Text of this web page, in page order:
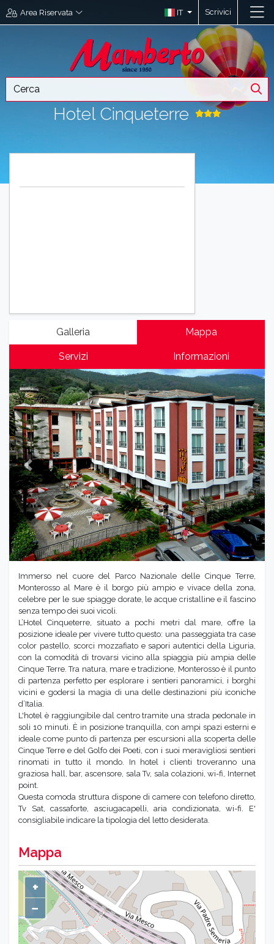
Area Riservata IT Scrivici
Hotel Cinqueterre
Galleria Mappa
Servizi Informazioni
Previous Next
Immerso nel cuore del Parco Nazionale delle Cinque Terre,
Monterosso al Mare è il borgo più ampio e vivace della zona,
celebre per le sue spiagge dorate, le acque cristalline e il fascino
senza tempo dei suoi vicoli.
L’Hotel Cinqueterre, situato a pochi metri dal mare, offre la
posizione ideale per vivere tutto questo: una passeggiata tra case
color pastello, scorci mozzafiato e sapori autentici della Liguria,
con la comodità di trovarsi vicino alla spiaggia più ampia delle
Cinque Terre. Tra natura, mare e tradizione, Monterosso è il punto
di partenza perfetto per esplorare i sentieri panoramici, i borghi
vicini e godersi la magia di una delle destinazioni più iconiche
d’Italia.
L'hotel è raggiungibile dal centro tramite una strada pedonale in
soli 10 minuti. È in posizione tranquilla, con ampi spazi esterni e
ideale come punto di partenza per escursioni alla scoperta delle
Cinque Terre e del Golfo dei Poeti, con i suoi meravigliosi sentieri
rinomati in tutto il mondo. In hotel i clienti troveranno una
graziosa hall, bar, ascensore, sala Tv, sala colazioni, wi-fi, Internet
point.
Questa comoda struttura dispone di camere con telefono diretto,
Tv Sat, cassaforte, asciugacapelli, aria condizionata, wi-fi. E'
consigliabile indicare la tipologia del letto desiderata.
Mappa
+
−